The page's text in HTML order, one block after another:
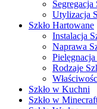
Segregacja
Utylizacja
Szkło Hartowane
Instalacja
Naprawa
Rodzaje
Szkło w Kuchni
Szkło w